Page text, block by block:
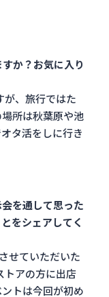
か？お気に入り
が、旅行ではた
所は秋葉原や池
タ活をしに行き
を通して思った
をシェアしてく
せていただいた
トアの方に出店
トは今回が初め